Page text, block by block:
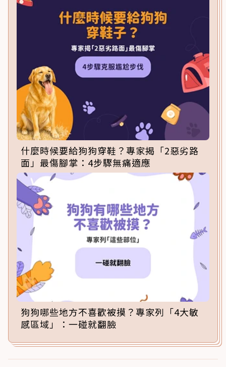
什麼時候要給狗狗穿鞋？專家揭「2惡劣路
面」最傷腳掌：4步驟無痛適應
狗狗哪些地方不喜歡被摸？專家列「4大敏
感區域」：一碰就翻臉